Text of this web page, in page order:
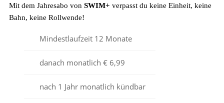
Mit dem Jahresabo von SWIM+ verpasst du keine Einheit, keine
Bahn, keine Rollwende!
Mindestlaufzeit 12 Monate
danach monatlich € 6,99
nach 1 Jahr monatlich kündbar